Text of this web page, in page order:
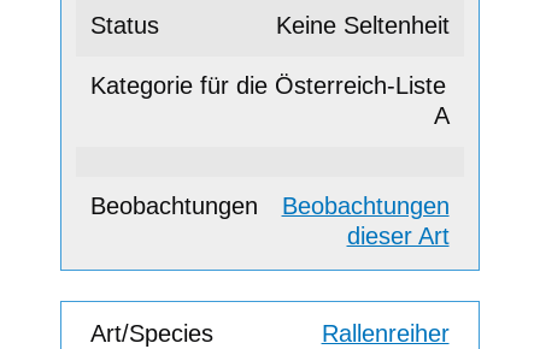
Keine Seltenheit
A
Beobachtungen
dieser Art
Rallenreiher